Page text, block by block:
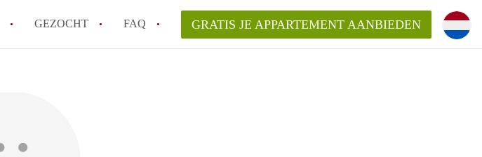
GEZOCHT FAQ
Wat is de privacyverklaring van AppartementDelft?
GRATIS JE APPARTEMENT AANBIEDEN